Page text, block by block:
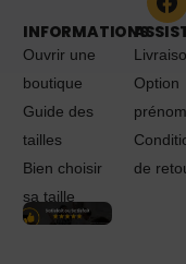
INFORMATIONS
Ouvrir une
boutique
Guide des
tailles
Bien choisir
sa taille
Option
prénom
de